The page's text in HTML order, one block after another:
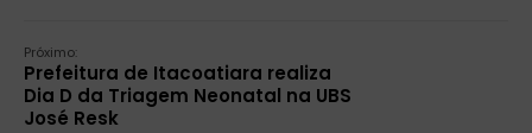
Próximo:
Prefeitura de Itacoatiara realiza
Dia D da Triagem Neonatal na UBS
José Resk